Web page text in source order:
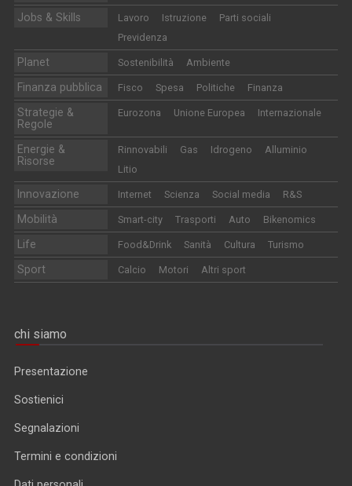
Jobs & Skills Lavoro Istruzione
Parti sociali
Previdenza
Planet Sostenibilità Ambiente
Finanza pubblica Fisco Spesa Politiche Finanza
Strategie &
Regole
Eurozona Unione Europea Internazionale
Energie &
Risorse
Rinnovabili Gas Idrogeno
Alluminio
Litio
Innovazione Internet Scienza Social media R&S
Mobilità Smart-city Trasporti Auto Bikenomics
Life Food&Drink Sanità Cultura Turismo
Sport Calcio Motori Altri sport
chi siamo
Presentazione
Sostienici
Segnalazioni
Termini e condizioni